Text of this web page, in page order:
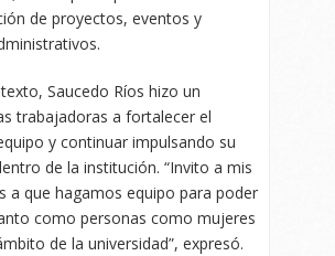
de proyectos, eventos y
Saucedo Ríos hizo un
trabajadoras a fortalecer el
y continuar impulsando su
de la institución. “Invito a mis
a que hagamos equipo para poder
como personas como mujeres
de la universidad”, expresó.